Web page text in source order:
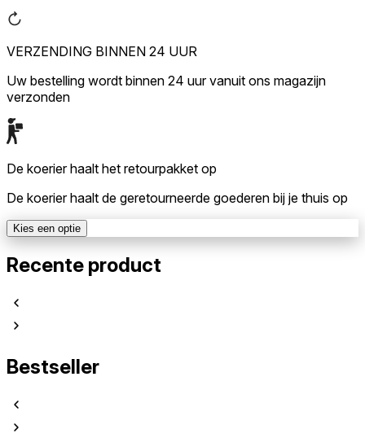
VERZENDING BINNEN 24 UUR
Uw bestelling wordt binnen 24 uur vanuit ons magazijn
verzonden
De koerier haalt het retourpakket op
De koerier haalt de geretourneerde goederen bij je thuis op
Kies een optie
Recente product
Bestseller